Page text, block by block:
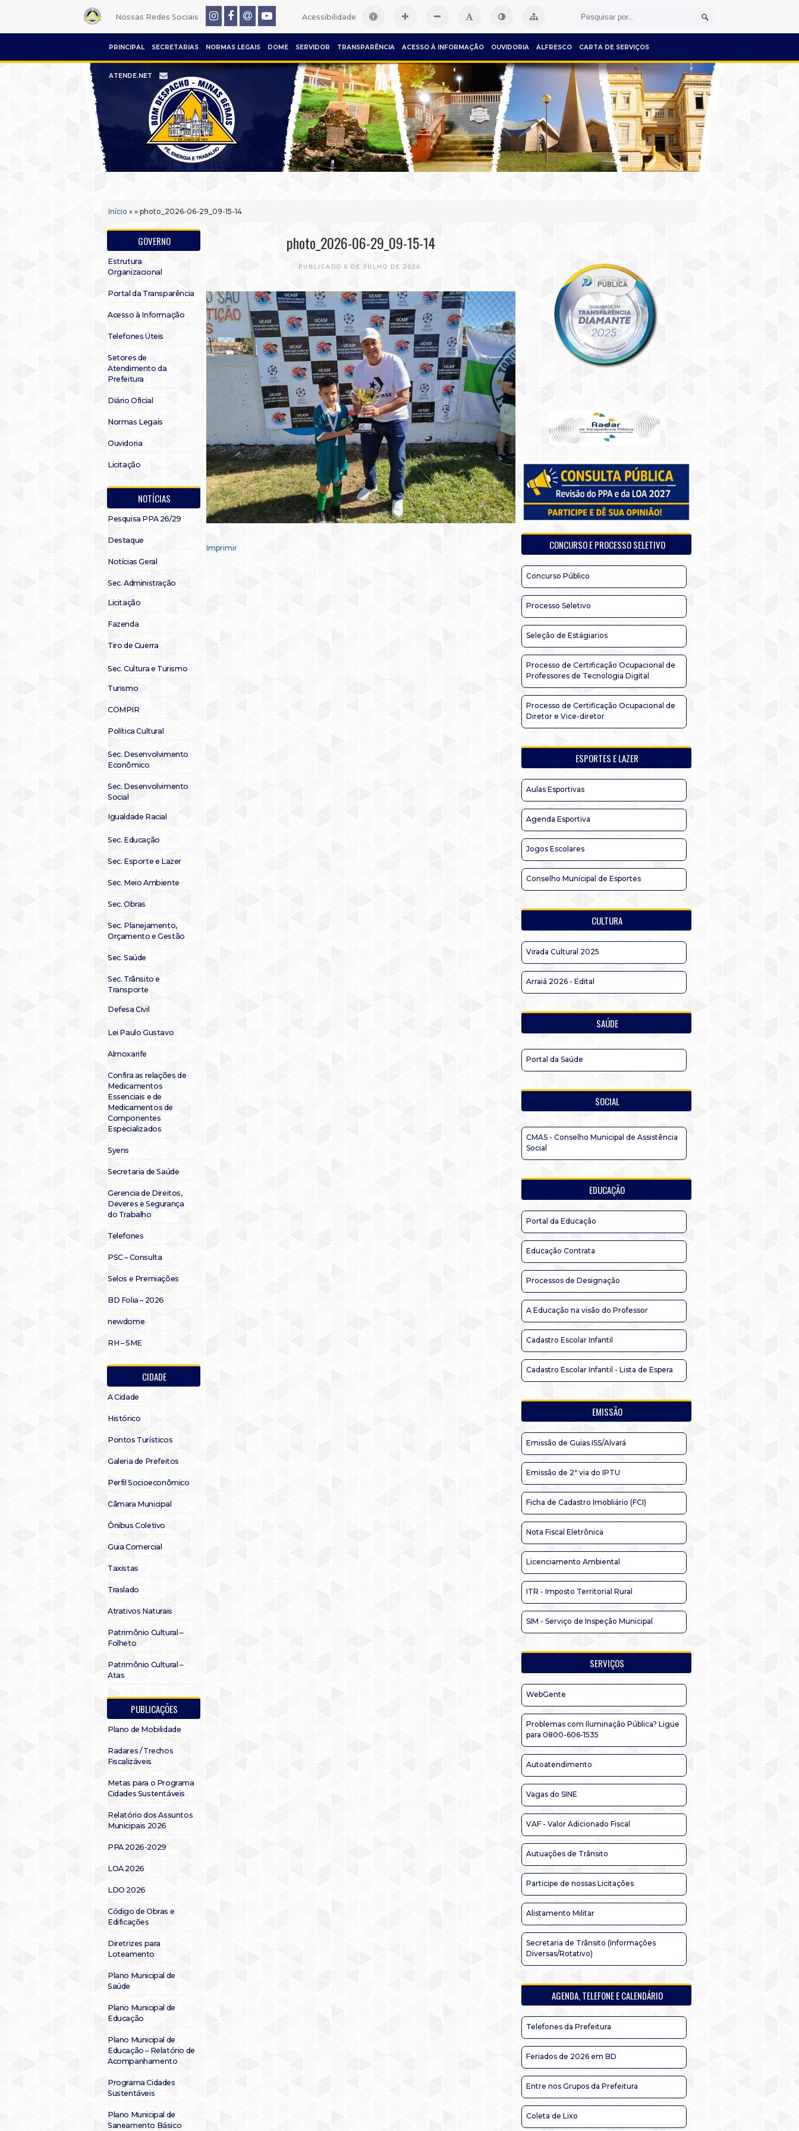
Nossas Redes Sociais Acessibilidade
PRINCIPAL SECRETARIAS NORMAS LEGAIS DOME SERVIDOR TRANSPARÊNCIA ACESSO À INFORMAÇÃO OUVIDORIA ALFRESCO CARTA DE SERVIÇOS
ATENDE.NET
Início » » photo_2026-06-29_09-15-14
GOVERNO
Estrutura
Organizacional
Portal da Transparência
Acesso à Informação
Telefones Úteis
Setores de
Atendimento da
Prefeitura
Diário Oficial
Normas Legais
Ouvidoria
Licitação
NOTÍCIAS
Pesquisa PPA 26/29
Destaque
Notícias Geral
Sec. Administração
Licitação
Fazenda
Tiro de Guerra
Sec. Cultura e Turismo
Turismo
COMPIR
Política Cultural
Sec. Desenvolvimento
Econômico
Sec. Desenvolvimento
Social
Igualdade Racial
Sec. Educação
Sec. Esporte e Lazer
Sec. Meio Ambiente
Sec. Obras
Sec. Planejamento,
Orçamento e Gestão
Sec. Saúde
Sec. Trânsito e
Transporte
Defesa Civil
Lei Paulo Gustavo
Almoxarife
Confira as relações de
Medicamentos
Essenciais e de
Medicamentos de
Componentes
Especializados
Syens
Secretaria de Saúde
Gerencia de Direitos,
Deveres e Segurança
do Trabalho
Telefones
PSC – Consulta
Selos e Premiações
BD Folia – 2026
newdome
RH – SME
CIDADE
A Cidade
Histórico
Pontos Turísticos
Galeria de Prefeitos
Perfil Socioeconômico
Câmara Municipal
Ônibus Coletivo
Guia Comercial
Taxistas
Traslado
Atrativos Naturais
Patrimônio Cultural –
Folheto
Patrimônio Cultural –
Atas
PUBLICAÇÕES
Plano de Mobilidade
Radares / Trechos
Fiscalizáveis
Metas para o Programa
Cidades Sustentáveis
Relatório dos Assuntos
Municipais 2026
PPA 2026-2029
LOA 2026
LDO 2026
Código de Obras e
Edificações
Diretrizes para
Loteamento
Plano Municipal de
Saúde
Plano Municipal de
Educação
Plano Municipal de
Educação – Relatório de
Acompanhamento
Programa Cidades
Sustentáveis
Plano Municipal de
Saneamento Básico
photo_2026-06-29_09-15-14
PUBLICADO 6 DE JULHO DE 2026.
Imprimir CONCURSO E PROCESSO SELETIVO
Concurso Público
Processo Seletivo
Seleção de Estágiarios
Processo de Certificação Ocupacional de
Professores de Tecnologia Digital
Processo de Certificação Ocupacional de
Diretor e Vice-diretor
ESPORTES E LAZER
Aulas Esportivas
Agenda Esportiva
Jogos Escolares
Conselho Municipal de Esportes
CULTURA
Virada Cultural 2025
Arraiá 2026 - Edital
SAÚDE
Portal da Saúde
SOCIAL
CMAS - Conselho Municipal de Assistência
Social
EDUCAÇÃO
Portal da Educação
Educação Contrata
Processos de Designação
A Educação na visão do Professor
Cadastro Escolar Infantil
Cadastro Escolar Infantil - Lista de Espera
EMISSÃO
Emissão de Guias ISS/Alvará
Emissão de 2ª via do IPTU
Ficha de Cadastro Imobliário (FCI)
Nota Fiscal Eletrônica
Licenciamento Ambiental
ITR - Imposto Territorial Rural
SIM - Serviço de Inspeção Municipal
SERVIÇOS
WebGente
Problemas com Iluminação Pública? Ligue
para 0800-606-1535
Autoatendimento
Vagas do SINE
VAF - Valor Adicionado Fiscal
Autuações de Trânsito
Participe de nossas Licitações
Alistamento Militar
Secretaria de Trânsito (Informações
Diversas/Rotativo)
AGENDA, TELEFONE E CALENDÁRIO
Telefones da Prefeitura
Feriados de 2026 em BD
Entre nos Grupos da Prefeitura
Coleta de Lixo